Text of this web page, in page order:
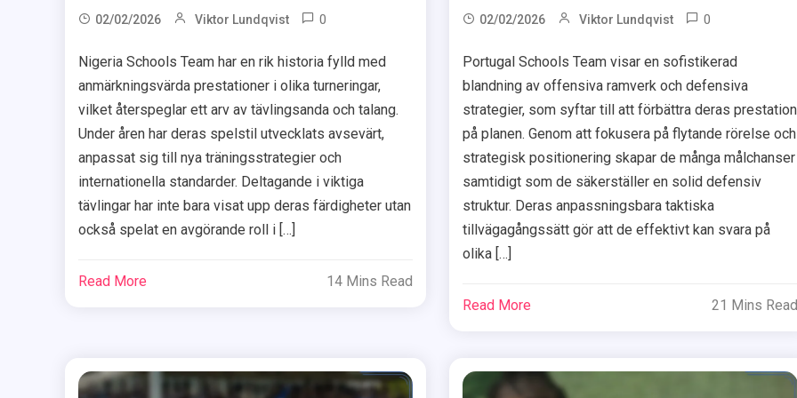
02/02/2026 Viktor Lundqvist 0
Nigeria Schools Team har en rik historia fylld med
anmärkningsvärda prestationer i olika turneringar,
vilket återspeglar ett arv av tävlingsanda och talang.
Under åren har deras spelstil utvecklats avsevärt,
anpassat sig till nya träningsstrategier och
internationella standarder. Deltagande i viktiga
tävlingar har inte bara visat upp deras färdigheter utan
också spelat en avgörande roll i […]
Read More 14 Mins Read
02/02/2026 Viktor Lundqvist 0
Portugal Schools Team visar en sofistikerad
blandning av offensiva ramverk och defensiva
strategier, som syftar till att förbättra deras prestation
på planen. Genom att fokusera på flytande rörelse och
strategisk positionering skapar de många målchanser
samtidigt som de säkerställer en solid defensiv
struktur. Deras anpassningsbara taktiska
tillvägagångssätt gör att de effektivt kan svara på
olika […]
Read More 21 Mins Read